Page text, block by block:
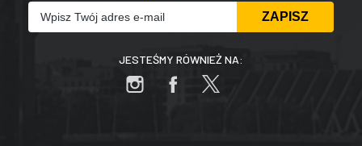
JESTEŚMY RÓWNIEŻ NA: